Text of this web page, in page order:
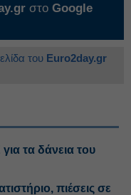
στο Google
του Euro2day.gr
τα δάνεια του
πιέσεις σε